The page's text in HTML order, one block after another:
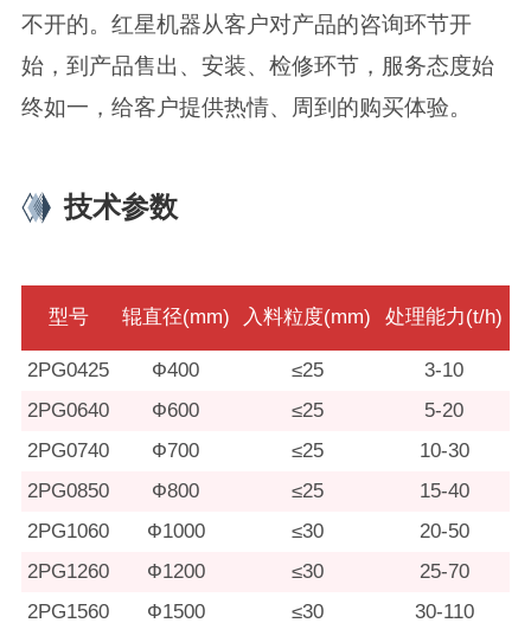
不开的。红星机器从客户对产品的咨询环节开
始，到产品售出、安装、检修环节，服务态度始
终如一，给客户提供热情、周到的购买体验。
技术参数
型号 辊直径(mm) 入料粒度(mm) 处理能力(t/h)
2PG0425 Ф400 ≤25
3-10
2PG0640
Ф600 ≤25
5-20
2PG0740
Ф700 ≤25
10-30
2PG0850
Ф800 ≤25
15-40
2PG1060
Ф1000 ≤30
20-50
2PG1260
Ф1200 ≤30
25-70
2PG1560
Ф1500 ≤30 30-110